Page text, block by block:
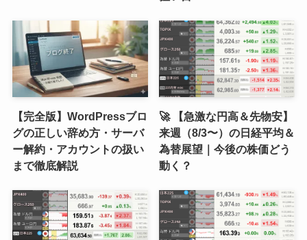
【完全版】WordPressブロ
グの正しい辞め方・サーバ
ー解約・アカウントの扱い
まで徹底解説
🚀 【急激な円高＆先物安】
来週（8/3〜）の日経平均＆
為替展望｜今後の株価どう
動く？